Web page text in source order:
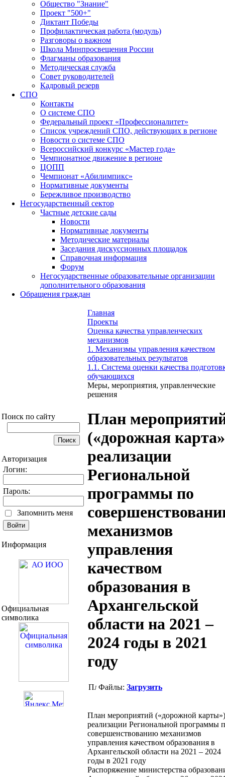
Общество "Знание"
Проект "500+"
Диктант Победы
Профилактическая работа (модуль)
Разговоры о важном
Школа Минпросвещения России
Флагманы образования
Методическая служба
Совет руководителей
Кадровый резерв
СПО
Контакты
О системе СПО
Федеральный проект «Профессионалитет»
Список учреждений СПО, действующих в регионе
Новости о системе СПО
Всероссийский конкурс «Мастер года»
Чемпионатное движение в регионе
ЦОПП
Чемпионат «Абилимпикс»
Нормативные документы
Бережливое производство
Негосударственный сектор
Частные детские сады
Новости
Нормативные документы
Методические материалы
Заседания дискуссионных площадок
Справочная информация
Форум
Негосударственные образовательные организации
дополнительного образования
Обращения граждан
Поиск по сайту
Авторизация
Логин:
Пароль:
Запомнить меня
Информация
Официальная
символика
Главная
Проекты
Оценка качества управленческих
механизмов
1. Механизмы управления качеством
образовательных результатов
1.1. Система оценки качества
обучающихся
Меры, мероприятия, управленческие
решения
План
(«дорожная
реализации
Региональной
программы по
механизмов
управления
качеством
образования в
Архангельской
области на 2021 –
2024 годы в 2021
году
Файлы: Загрузить
План мероприятий («дорожной карты»)
реализации Региональной программы
совершенствованию механизмов
управления качеством образования в
Архангельской области на 2021 – 2024
годы в 2021 году
Распоряжение министерства